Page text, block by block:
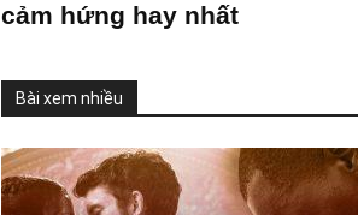
cảm hứng hay nhất
Bài xem nhiều